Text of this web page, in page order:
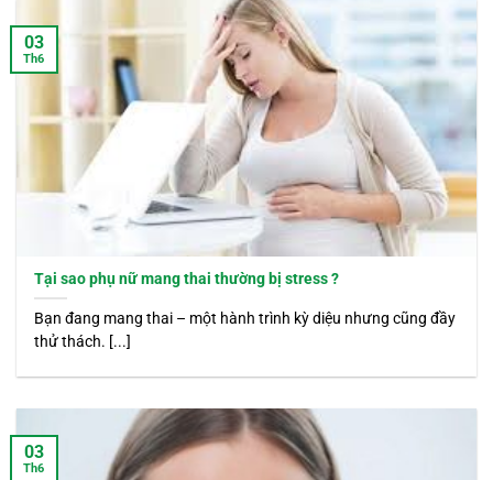
Tại sao phụ nữ mang thai thường bị stress ?
Bạn đang mang thai – một hành trình kỳ diệu nhưng cũng đầy
thử thách. [...]
03
Th6
03
Th6